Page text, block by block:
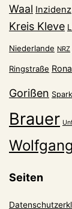
Waal Inzidenz
Kreis Kleve
Niederlande NRZ
Ringstraße
Gorißen
Brauer
Seiten